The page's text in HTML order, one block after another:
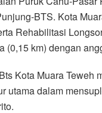
BTS. Kota
Rehabilitasi
(0,15 km) dengan
Kota Muara Teweh
utama dalam